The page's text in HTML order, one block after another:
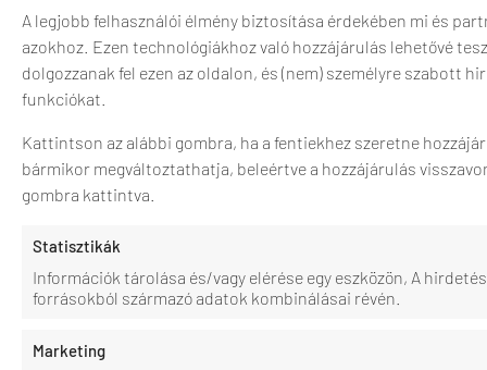
A legjobb felhasználói élmény biztosítása érdekében mi és
azokhoz. Ezen technológiákhoz való hozzájárulás lehetővé
dolgozzanak fel ezen az oldalon, és (nem) személyre szabott
funkciókat.
Kattintson az alábbi gombra, ha a fentiekhez szeretne
bármikor megváltoztathatja, beleértve a hozzájárulás
gombra kattintva.
Statisztikák
Információk tárolása és/vagy elérése egy eszközön, A
forrásokból származó adatok kombinálásai révén.
Marketing